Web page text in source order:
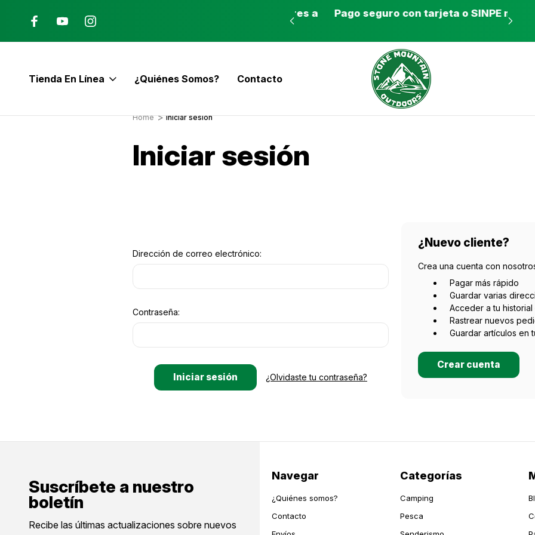
Costa Rica
ENVÍO GRATIS con pedidos mayores a
Pago seguro con tarjeta o SINPE móvil
Tienda En Línea ¿Quiénes Somos? Contacto
Envíos a todo el país con Correos de Costa
Home Iniciar sesión
Iniciar sesión
Dirección de correo electrónico:
Contraseña:
¿Olvidaste tu contraseña?
¿Nuevo cliente?
Crea una cuenta con
Pagar más rápido
Guardar varias
Acceder a tu
Rastrear nuevos
Guardar artículos en
Crear cuenta
Suscríbete a nuestro
boletín
Recibe las últimas actualizaciones sobre nuevos
Navegar
¿Quiénes somos?
Contacto
Categorías
Camping
Pesca